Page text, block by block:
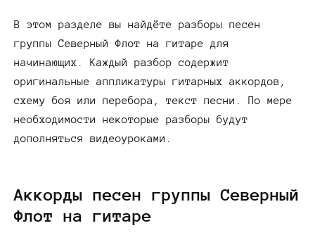
В этом разделе вы найдёте разборы песен
группы Северный Флот на гитаре для
начинающих. Каждый разбор содержит
оригинальные аппликатуры гитарных аккордов,
схему боя или перебора, текст песни. По мере
необходимости некоторые разборы будут
дополняться видеоуроками.
Аккорды песен группы Северный
Флот на гитаре